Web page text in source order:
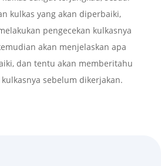
kulkas yang akan diperbaiki,
pengecekan kulkasnya
akan menjelaskan apa
dan tentu akan memberitahu
sebelum dikerjakan.